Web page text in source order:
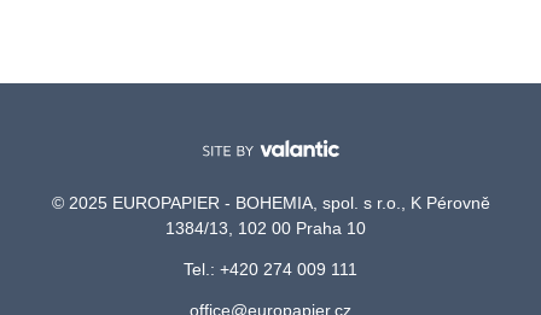
© 2025 EUROPAPIER - BOHEMIA, spol. s r.o., K Pérovně
1384/13, 102 00 Praha 10
Tel.: +420 274 009 111
office@europapier.cz